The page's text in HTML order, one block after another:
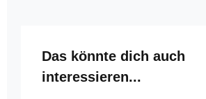
Produktgalerie überspringen
Das könnte dich auch
interessieren...